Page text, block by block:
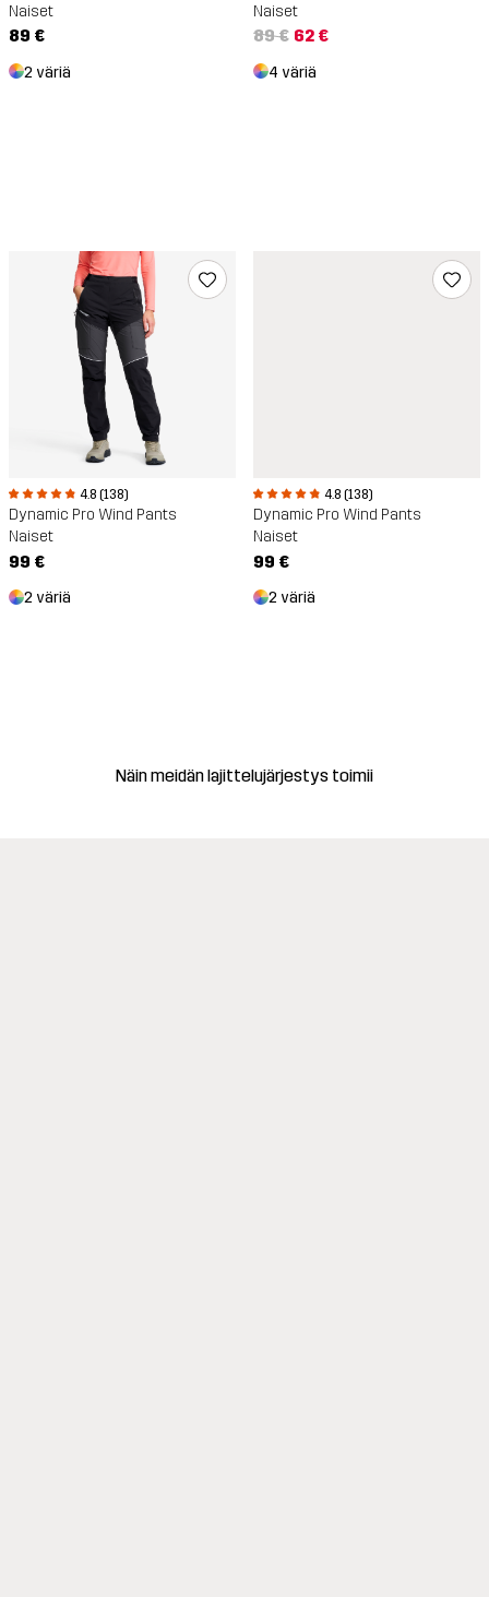
Naiset
89 €
2 väriä
Naiset
89 € 62 €
4 väriä
4.8 (138)
Dynamic Pro Wind Pants
Naiset
99 €
2 väriä
4.8 (138)
Dynamic Pro Wind Pants
Naiset
99 €
2 väriä
Näin meidän lajittelujärjestys toimii